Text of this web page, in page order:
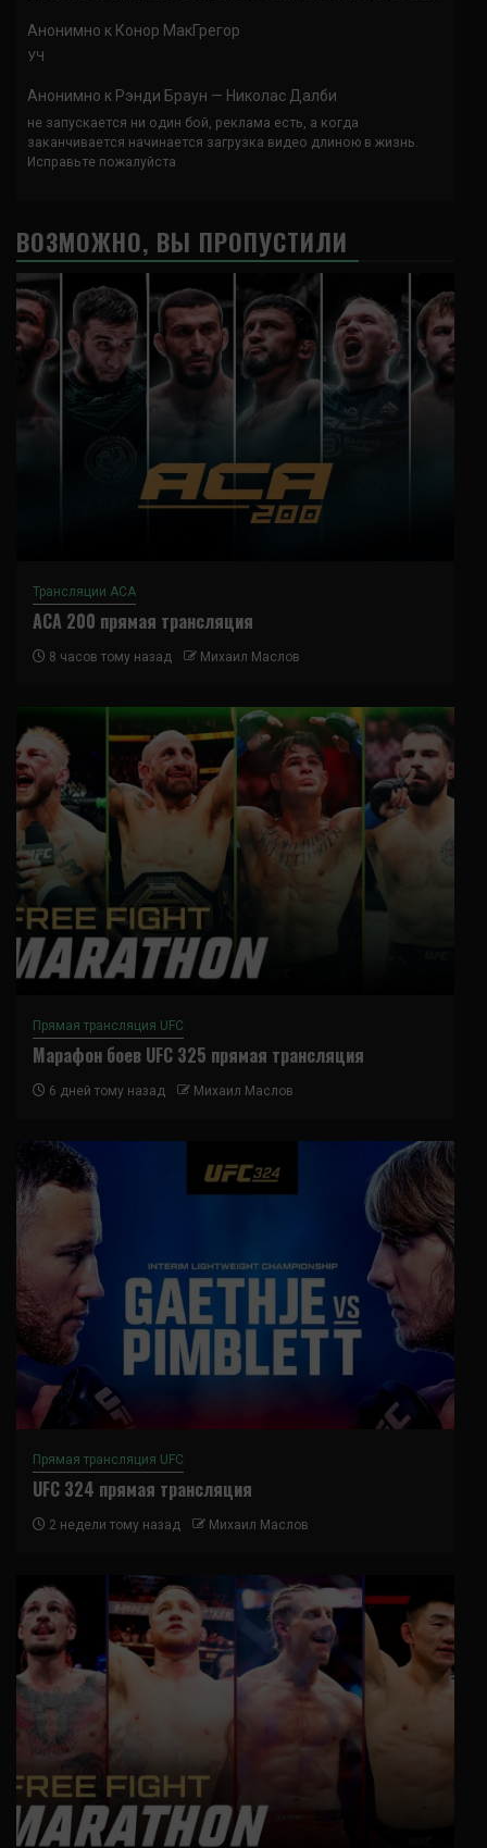
Анонимно к Конор МакГрегор
УЧ
Анонимно к Рэнди Браун — Николас Далби
не запускается ни один бой, реклама есть, а когда
заканчивается начинается загрузка видео длиною в жизнь.
Исправьте пожалуйста
ВОЗМОЖНО, ВЫ ПРОПУСТИЛИ
Трансляции ACA
ACA 200 прямая трансляция
8 часов тому назад Михаил Маслов
Прямая трансляция UFC
Марафон боев UFC 325 прямая трансляция
6 дней тому назад Михаил Маслов
Прямая трансляция UFC
UFC 324 прямая трансляция
2 недели тому назад Михаил Маслов